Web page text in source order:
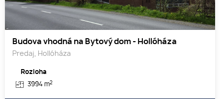
Budova vhodná na Bytový dom - Hollóháza
Predaj, Hollóháza
Rozloha
3994 m2